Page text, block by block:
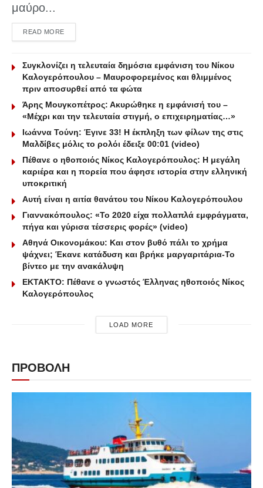
μαύρο...
READ MOREDETAILS
Συγκλονίζει η τελευταία δημόσια εμφάνιση του Νίκου
Καλογερόπουλου – Μαυροφορεμένος και θλιμμένος
πριν αποσυρθεί από τα φώτα
Άρης Μουγκοπέτρος: Ακυρώθηκε η εμφάνισή του –
«Mέχρι και την τελευταία στιγμή, ο επιχειρηματίας…»
Ιωάννα Τούνη: Έγινε 33! Η έκπληξη των φίλων της στις
Μαλδίβες μόλις το ρολόι έδειξε 00:01 (video)
Πέθανε ο ηθοποιός Νίκος Καλογερόπουλος: Η μεγάλη
καριέρα και η πορεία που άφησε ιστορία στην ελληνική
υποκριτική
Αυτή είναι η αιτία θανάτου του Νίκου Καλογερόπουλου
Γιαννακόπουλος: «Το 2020 είχα πολλαπλά εμφράγματα,
πήγα και γύρισα τέσσερις φορές» (video)
Αθηνά Οικονομάκου: Και στον βυθό πάλι το χρήμα
ψάχνει; Έκανε κατάδυση και βρήκε μαργαριτάρια-To
βίντεο με την ανακάλυψη
ΕΚΤΑΚΤΟ: Πέθανε ο γνωστός Έλληνας ηθοποιός Νίκος
Καλογερόπουλος
LOAD MORE
ΠΡΟΒΟΛΗ